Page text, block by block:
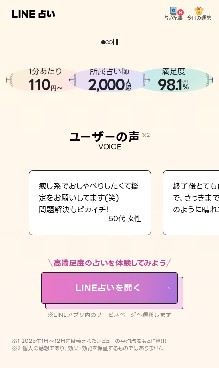
占い記事 今日の運勢
相談事例
占い記事
LINE占いを開く
※LINEアプリ内のサービスページへ遷移します
どうせなら
。
1分あたり
110円〜
所属占い師
2,000人
超
満足度
98.1※1
%
ユーザーの声 ※2
VOICE
癒し系でおしゃべりしたくて鑑
定をお願いしてます(笑)
問題解決もピカイチ！
50代 女性
終了後とて
で、さっき
のように晴れ
高満足度の占いを体験してみよう
LINE占いを開く
※LINEアプリ内のサービスページへ遷移します
※1 2025年1月〜12月に投稿されたレビューの平均点をもとに算出
※2 個人の感想であり、効果・効能を保証するものではありません